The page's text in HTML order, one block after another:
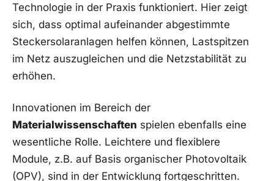
Technologie in der Praxis funktioniert. Hier zeigt
sich, dass ‌optimal aufeinander abgestimmte
Steckersolaranlagen helfen können, Lastspitzen
‌im‌ Netz auszugleichen⁢ und die ‍Netzstabilität zu
erhöhen.
Innovationen im Bereich der
Materialwissenschaften spielen ⁢ebenfalls‌ eine‌
wesentliche‍ Rolle. Leichtere und flexiblere
Module, z.B. auf Basis organischer ​Photovoltaik
(OPV), sind‍ in‍ der Entwicklung fortgeschritten.